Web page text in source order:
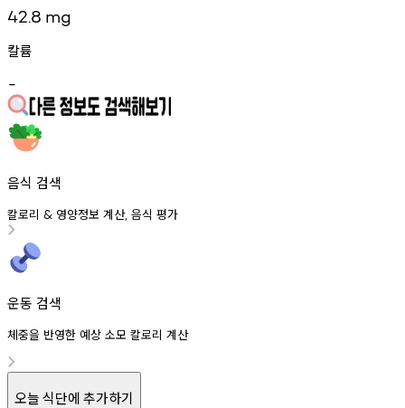
42.8 mg
칼륨
-
음식 검색
칼로리 & 영양정보 계산, 음식 평가
운동 검색
체중을 반영한 예상 소모 칼로리 계산
오늘 식단에 추가하기